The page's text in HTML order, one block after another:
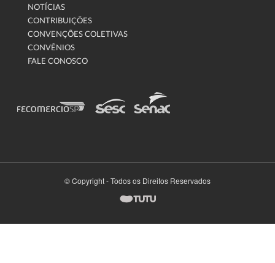
NOTÍCIAS
CONTRIBUIÇÕES
CONVENÇÕES COLETIVAS
CONVÊNIOS
FALE CONOSCO
© Copyright - Todos os Direitos Reservados